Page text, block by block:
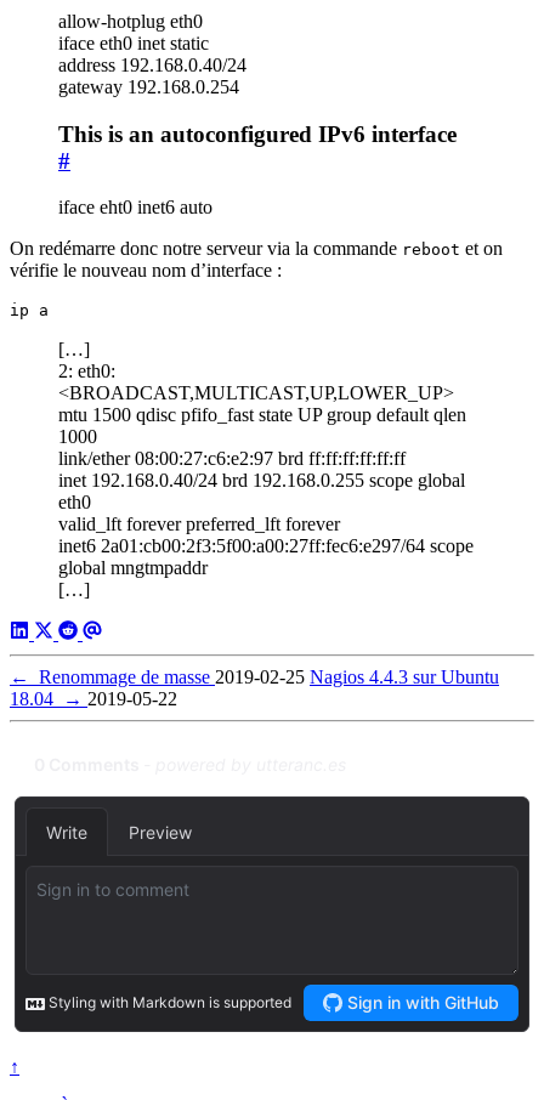
allow-hotplug eth0
iface eth0 inet static
address 192.168.0.40/24
gateway 192.168.0.254
This is an autoconfigured IPv6 interface
#
iface eht0 inet6 auto
On redémarre donc notre serveur via la commande reboot et on
vérifie le nouveau nom d’interface :
ip a
[…]
2: eth0:
<BROADCAST,MULTICAST,UP,LOWER_UP>
mtu 1500 qdisc pfifo_fast state UP group default qlen
1000
link/ether 08:00:27:c6:e2:97 brd ff:ff:ff:ff:ff:ff
inet 192.168.0.40/24 brd 192.168.0.255 scope global
eth0
valid_lft forever preferred_lft forever
inet6 2a01:cb00:2f3:5f00:a00:27ff:fec6:e297/64 scope
global mngtmpaddr
[…]
← Renommage de masse 2019-02-25 Nagios 4.4.3 sur Ubuntu
18.04
→ 2019-05-22
↑